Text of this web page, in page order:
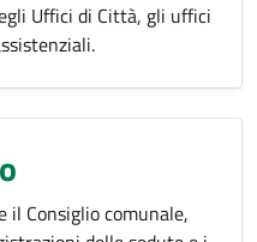
Uffici di Città, gli uffici
il Consiglio comunale,